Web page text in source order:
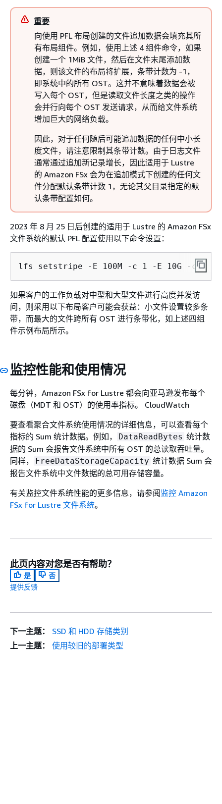
重要
向使用 PFL 布局创建的文件追加数据会填充其所
有布局组件。例如，使用上述 4 组件命令，如果
创建一个 1MiB 文件，然后在文件末尾添加数
据，则该文件的布局将扩展，条带计数为 -1，
即系统中的所有 OST。这并不意味着数据会被
写入每个 OST，但是读取文件长度之类的操作
会并行向每个 OST 发送请求，从而给文件系统
增加巨大的网络负载。
因此，对于任何随后可能追加数据的任何中小长
度文件，请注意限制其条带计数。由于日志文件
通常通过追加新记录增长，因此适用于 Lustre
的 Amazon FSx 会为在追加模式下创建的任何文
件分配默认条带计数 1，无论其父目录指定的默
认条带配置如何。
2023 年 8 月 25 日后创建的适用于 Lustre 的 Amazon FSx
文件系统的默认 PFL 配置使用以下命令设置：
lfs setstripe -E 100M -c 1 -E 10G -c 8 -
如果客户的工作负载对中型和大型文件进行高度并发访
问，则采用以下布局客户可能会获益：小文件设置较多条
带，而最大的文件跨所有 OST 进行条带化，如上述四组
件示例布局所示。
监控性能和使用情况
每分钟，Amazon FSx for Lustre 都会向亚马逊发布每个
磁盘（MDT 和 OST）的使用率指标。 CloudWatch
要查看聚合文件系统使用情况的详细信息，可以查看每个
指标的 Sum 统计数据。例如，
DataReadBytes 统计数
据的 Sum 会报告文件系统中所有 OST 的总读取吞吐量。
同样，
FreeDataStorageCapacity 统计数据 Sum 会
报告文件系统中文件数据的总可用存储容量。
有关监控文件系统性能的更多信息，请参阅 监控 Amazon
FSx for Lustre 文件系统。
此页内容对您是否有帮助？
是
否
提供反馈
下一主题：
SSD 和 HDD 存储类别
上一主题：
使用较旧的部署类型